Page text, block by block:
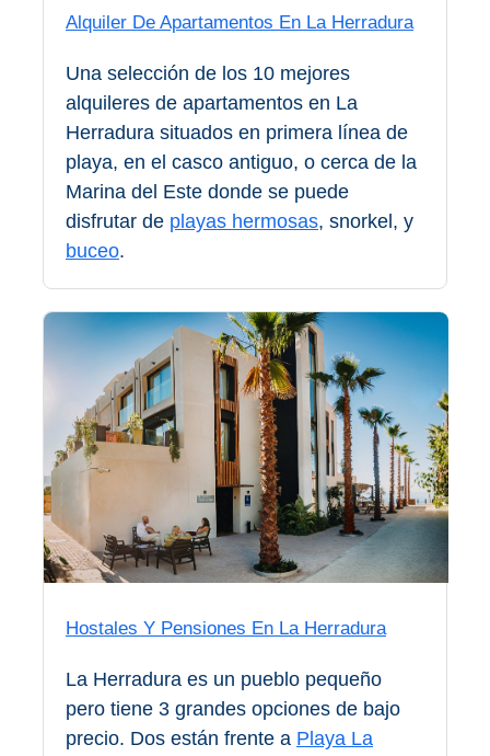
MEJORES
LUGARES
ALOJARSE
Top Hoteles
Apartmentos
Villas
Privadas
Campings
MEJORES
GRANADA
Alquiler De Apartamentos En La Herradura
Una selección de los 10 mejores
alquileres de apartamentos en La
Herradura situados en primera línea de
playa, en el casco antiguo, o cerca de la
Marina del Este donde se puede
disfrutar de playas hermosas, snorkel, y
buceo.
Hostales Y Pensiones En La Herradura
La Herradura es un pueblo pequeño
pero tiene 3 grandes opciones de bajo
precio. Dos están frente a Playa La